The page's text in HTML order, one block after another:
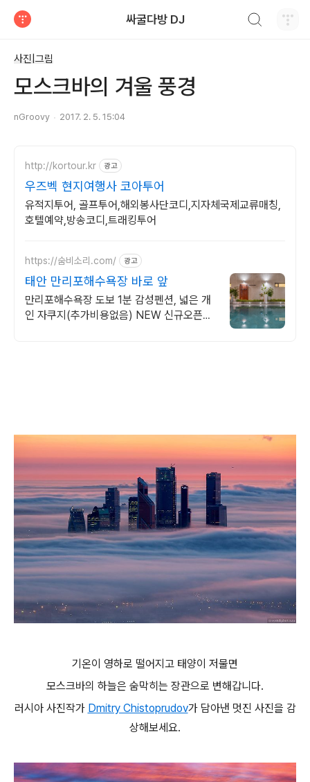
싸굴다방 DJ
사진|그림
모스크바의 겨울 풍경
nGroovy 2017. 2. 5. 15:04
http://kortour.kr 광고
우즈벡 현지여행사 코아투어
유적지투어, 골프투어,해외봉사단코디,지자체국제교류매칭,
호텔예약,방송코디,트래킹투어
https://숨비소리.com/ 광고
태안 만리포해수욕장 바로 앞
만리포해수욕장 도보 1분 감성펜션, 넓은 개
인 자쿠지(추가비용없음) NEW 신규오픈
기온이 영하로 떨어지고 태양이 저물면
모스크바의 하늘은 숨막히는 장관으로 변해갑니다.
러시아 사진작가 Dmitry Chistoprudov가 담아낸 멋진 사진을 감
상해보세요.